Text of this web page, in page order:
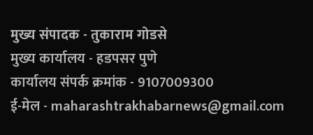
मुख्य संपादक - तुकाराम गोडसे
मुख्य कार्यालय - हडपसर पुणे
कार्यालय संपर्क क्रमांक - 9107009300
ई-मेल - maharashtrakhabarnews@gmail.com